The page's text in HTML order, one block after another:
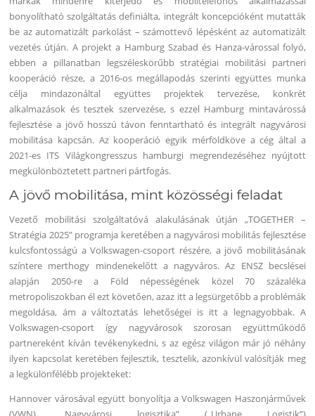
bonyolítható szolgáltatás definiálta, integrált koncepcióként mutatták
be az automatizált parkolást – számottevő lépésként az automatizált
vezetés útján. A projekt a Hamburg Szabad és Hanza-várossal folyó,
ebben a pillanatban legszéleskörűbb stratégiai mobilitási partneri
kooperáció része, a 2016-os megállapodás szerinti együttes munka
célja mindazonáltal együttes projektek tervezése, konkrét
alkalmazások és tesztek szervezése, s ezzel Hamburg mintavárossá
fejlesztése a jövő hosszú távon fenntartható és integrált nagyvárosi
mobilitása kapcsán. Az kooperáció egyik mérföldköve a cég által a
2021-es ITS Világkongresszus hamburgi megrendezéséhez nyújtott
megkülönböztetett partneri pártfogás.
A jövő mobilitása, mint közösségi feladat
Vezető mobilitási szolgáltatóvá alakulásának útján „TOGETHER –
Stratégia 2025” programja keretében a nagyvárosi mobilitás fejlesztése
kulcsfontosságú a Volkswagen-csoport részére, a jövő mobilitásának
színtere merthogy mindenekelőtt a nagyváros. Az ENSZ becslései
alapján 2050-re a Föld népességének közel 70 százaléka
metropoliszokban él ezt követően, azaz itt a legsürgetőbb a problémák
megoldása, ám a változtatás lehetőségei is itt a legnagyobbak. A
Volkswagen-csoport így nagyvárosok szorosan együttműködő
partnereként kíván tevékenykedni, s az egész világon már jó néhány
ilyen kapcsolat keretében fejlesztik, tesztelik, azonkívül valósítják meg
a legkülönfélébb projekteket:
Hannover városával együtt bonyolítja a Volkswagen Haszonjárművek